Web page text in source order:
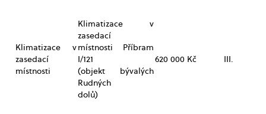
Klimatizace v
zasedací
místnosti
Klimatizace v
zasedací
místnosti Příbram
I/121
(objekt bývalých
Rudných
dolů)
620 000 Kč III.